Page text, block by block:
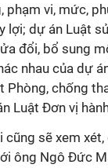
phạm vi, mức,
lợi; dự án Luật
đổi, bổ sung
nhau của dự
Phòng, chống
Luật Đơn vị
cũng sẽ xem
ông Ngô Đức